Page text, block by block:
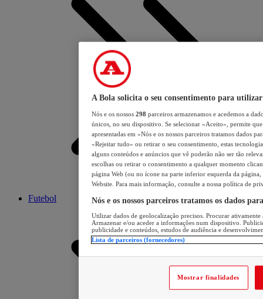
Futebol
A Bola solicita o seu consentimento para utilizar
Nós e os nossos 298 parceiros armazenamos e acedemos a
únicos, no seu dispositivo. Se selecionar «Aceito», permite
apresentadas em «Nós e os nossos parceiros tratamos dados
«Rejeitar tudo» ou retirar o seu consentimento, estas
alguns conteúdos e anúncios que vê poderão não ser tão
escolhas ou retirar o consentimento a qualquer momento
página Web (ou no ícone na parte inferior esquerda da página,
Website. Para mais informação, consulte a nossa política de
Nós e os nossos parceiros tratamos os dados
Utilizar dados de geolocalização precisos. Procurar
Armazenar e/ou aceder a informações num dispositivo.
publicidade e conteúdos, estudos de audiência e
Lista de parceiros (fornecedores)
Mostrar finalidades